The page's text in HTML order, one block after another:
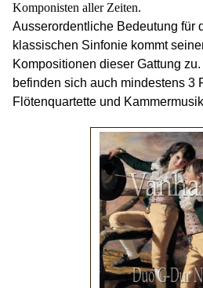
Komponisten aller Zeiten.
Ausserordentliche Bedeutung für
klassischen Sinfonie kommt
Kompositionen dieser Gattung
befinden sich auch mindestens 3
Flötenquartette und